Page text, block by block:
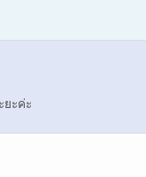
ยะค่ะ